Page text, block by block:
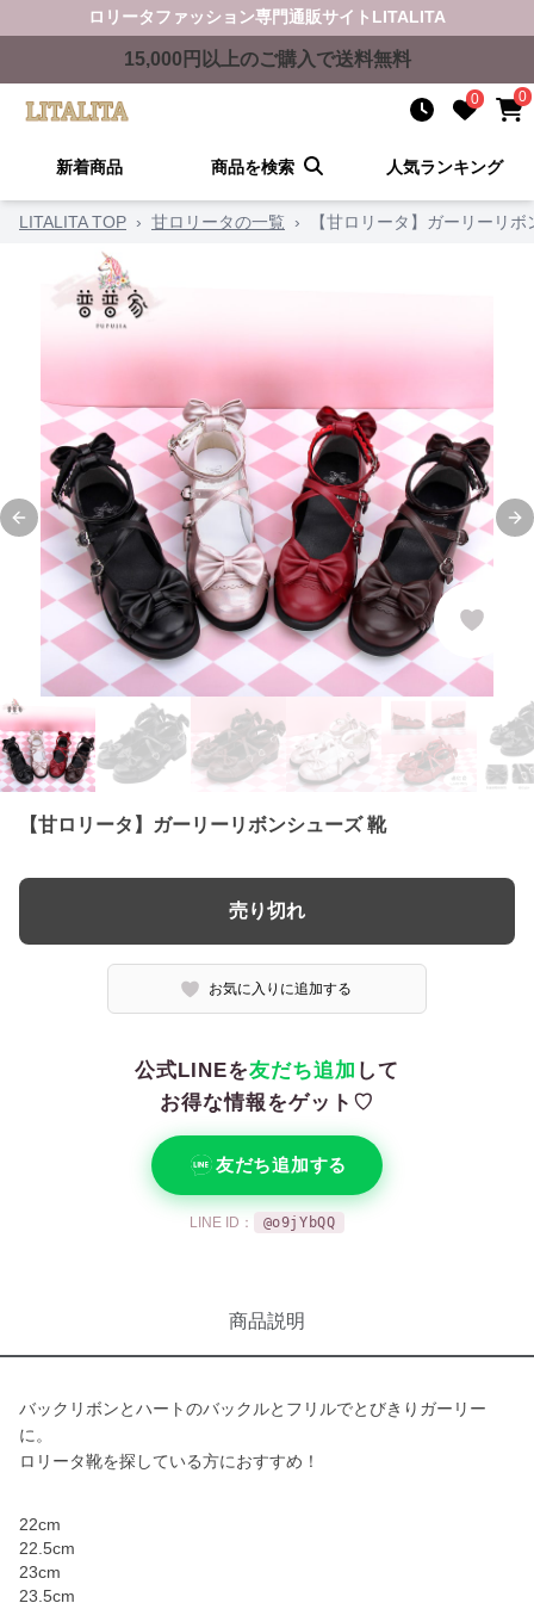
ロリータファッション専門通販サイト LITALITA
15,000 円以上のご購入で送料無料
0 0
新着商品 商品を検索 人気ランキング
LITALITA TOP › 甘ロリータの一覧 › 【甘ロリータ】ガーリーリ
Previous slide
【甘ロリータ】ガーリーリボンシューズ 靴
売り切れ
お気に入りに追加する
公式LINEを友だち追加 して
お得な情報をゲット♡
友だち追加する
LINE ID： @o9jYbQQ
商品説明
バックリボンとハートのバックルとフリルでとびきりガーリー
に。
ロリータ靴を探している方におすすめ！
22cm
22.5cm
23cm
23.5cm